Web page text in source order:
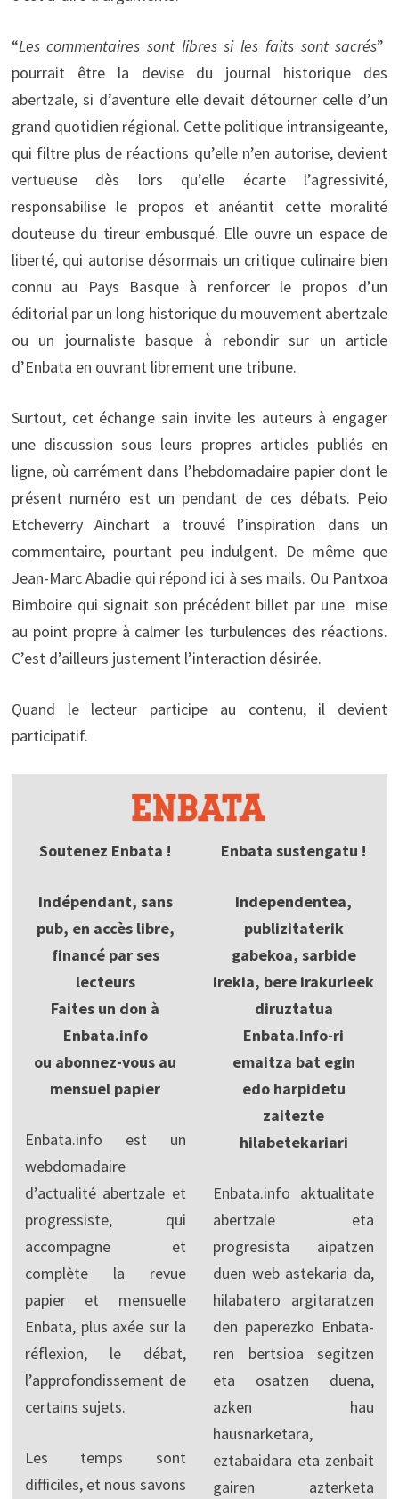
“Les commentaires sont libres si les faits sont sacrés”
pourrait être la devise du journal historique des
abertzale, si d’aventure elle devait détourner celle d’un
grand quotidien régional. Cette politique intransigeante,
qui filtre plus de réactions qu’elle n’en autorise, devient
vertueuse dès lors qu’elle écarte l’agressivité,
responsabilise le propos et anéantit cette moralité
douteuse du tireur embusqué. Elle ouvre un espace de
liberté, qui autorise désormais un critique culinaire bien
connu au Pays Basque à renforcer le propos d’un
éditorial par un long historique du mouvement abertzale
ou un journaliste basque à rebondir sur un article
d’Enbata en ouvrant librement une tribune.
Surtout, cet échange sain invite les auteurs à engager
une discussion sous leurs propres articles publiés en
ligne, où carrément dans l’hebdomadaire papier dont le
présent numéro est un pendant de ces débats. Peio
Etcheverry Ainchart a trouvé l’inspiration dans un
commentaire, pourtant peu indulgent. De même que
Jean-Marc Abadie qui répond ici à ses mails. Ou Pantxoa
Bimboire qui signait son précédent billet par une mise
au point propre à calmer les turbulences des réactions.
C’est d’ailleurs justement l’interaction désirée.
Quand le lecteur participe au contenu, il devient
participatif.
Soutenez Enbata !
Indépendant, sans
pub, en accès libre,
financé par ses
lecteurs
Faites un don à
Enbata.info
ou abonnez-vous au
mensuel papier
Enbata.info est un
webdomadaire
d’actualité abertzale et
progressiste, qui
accompagne et
complète la revue
papier et mensuelle
Enbata, plus axée sur la
réflexion, le débat,
l’approfondissement de
certains sujets.
Les temps sont
difficiles, et nous savons
Enbata sustengatu !
Independentea,
publizitaterik
gabekoa, sarbide
irekia, bere irakurleek
diruztatua
Enbata.Info-ri
emaitza bat egin
edo harpidetu
zaitezte
hilabetekariari
Enbata.info aktualitate
abertzale eta
progresista aipatzen
duen web astekaria da,
hilabatero argitaratzen
den paperezko Enbata-
ren bertsioa segitzen
eta osatzen duena,
azken hau
hausnarketara,
eztabaidara eta zenbait
gairen azterketa